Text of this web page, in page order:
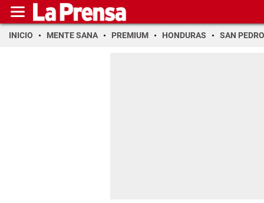
INICIO MENTE SANA PREMIUM HONDURAS SAN PEDRO